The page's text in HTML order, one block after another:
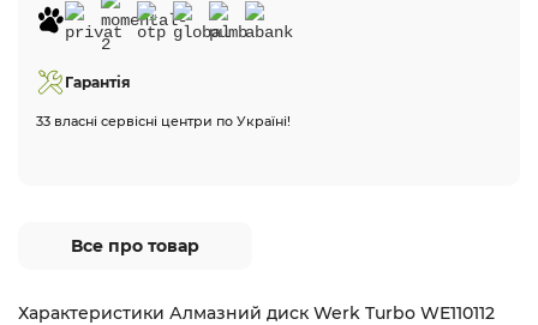
Гарантія
33 власні сервісні центри по Україні!
Все про товар
Характеристики Алмазний диск Werk Turbo WE110112